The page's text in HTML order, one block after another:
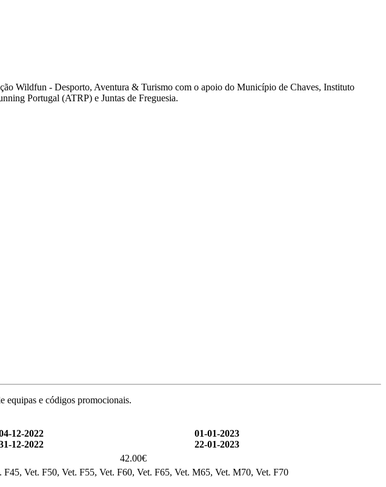
Wildfun - Desporto, Aventura & Turismo com o apoio do Município de Chaves, Instituto
Portugal (ATRP) e Juntas de Freguesia.
equipas e códigos promocionais.
12-2022
12-2022
01-01-2023
22-01-2023
42.00€
Vet. F50, Vet. F55, Vet. F60, Vet. F65, Vet. M65, Vet. M70, Vet. F70